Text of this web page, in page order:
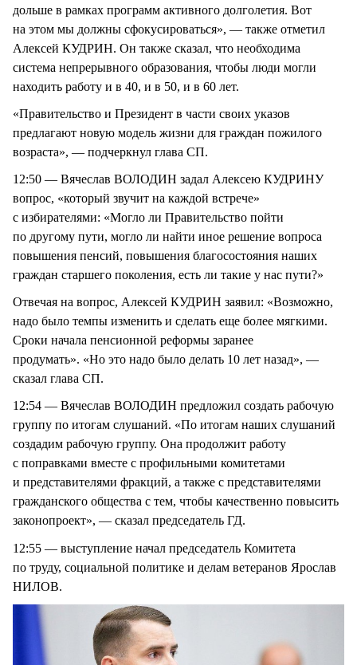
дольше в рамках программ активного долголетия. Вот
на этом мы должны сфокусироваться», — также отметил
Алексей КУДРИН. Он также сказал, что необходима
система непрерывного образования, чтобы люди могли
находить работу и в 40, и в 50, и в 60 лет.
«Правительство и Президент в части своих указов
предлагают новую модель жизни для граждан пожилого
возраста», — подчеркнул глава СП.
12:50 — Вячеслав ВОЛОДИН задал Алексею КУДРИНУ
вопрос, «который звучит на каждой встрече»
с избирателями: «Могло ли Правительство пойти
по другому пути, могло ли найти иное решение вопроса
повышения пенсий, повышения благосостояния наших
граждан старшего поколения, есть ли такие у нас пути?»
Отвечая на вопрос, Алексей КУДРИН заявил: «Возможно,
надо было темпы изменить и сделать еще более мягкими.
Сроки начала пенсионной реформы заранее
продумать». «Но это надо было делать 10 лет назад», —
сказал глава СП.
12:54 — Вячеслав ВОЛОДИН предложил создать рабочую
группу по итогам слушаний. «По итогам наших слушаний
создадим рабочую группу. Она продолжит работу
с поправками вместе с профильными комитетами
и представителями фракций, а также с представителями
гражданского общества с тем, чтобы качественно повысить
законопроект», — сказал председатель ГД.
12:55 — выступление начал председатель Комитета
по труду, социальной политике и делам ветеранов Ярослав
НИЛОВ.